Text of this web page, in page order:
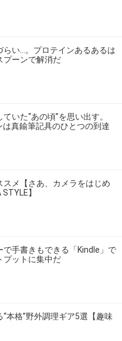
らい…。プロテインあるあるは
プーンで解消だ
いた“あの頃”を思い出す。
真鍮筆記具のひとつの到達
スメ【さあ、カメラをはじめ
】
で手書きもできる「Kindle」で
プットに集中だ
本格”野外調理ギア5選【趣味